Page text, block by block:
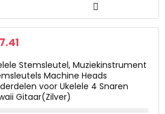
Stemsleutel, Muziekinstrument
Machine Heads
voor Ukelele 4 Snaren
Gitaar(Zilver)